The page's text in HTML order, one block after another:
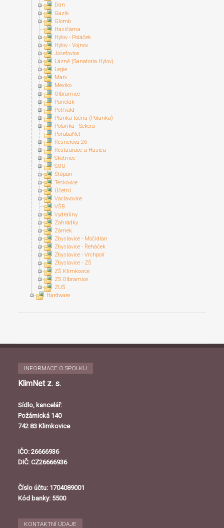
Dan
Gazik
Glomb
Hasičárna
Hýlov - Poláček
Hýlov - Vojnov
Josefovice
Lázně (Sanatoria Hýlov)
Legie
Marv
Mexiko
Olbramice
Panelák
Petřvald
Planka točna (Polanka)
Polanka - Sekera
PorubaNet
Resnerova 26
Restaurace u Hasicu
Skotnice
SOU
Štěpán
Teskovice
Účetní
Vaclavovice
VŠB
Vydraliny
Zahrádky
Zámek
Zbyslavice - Močidlan
Zbyslavice - Řeháček
Zbyslavice - Vrchpolí
Zbyslavice - ZŠ
ZŠ Klimkovice
ZS Olbramice
ZUŠ
Hardware
INFORMACE O SPOLKU
KlimNet z. s.
Sídlo, kancelář:
Požárnická 140
742 83 Klimkovice
IČO: 26666936
DIČ: CZ26666936
Číslo účtu: 1704089001
Kód banky: 5500
KONTAKTNÍ ÚDAJE